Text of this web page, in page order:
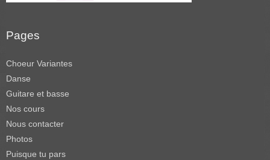
Pages
Choeur Variantes
Danse
Guitare et basse
Nos cours
Nous contacter
Photos
Puisque tu pars